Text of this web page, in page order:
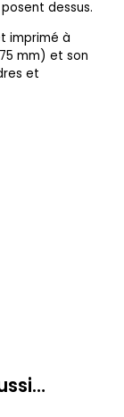
dessus.
imprimé à
mm) et son
et